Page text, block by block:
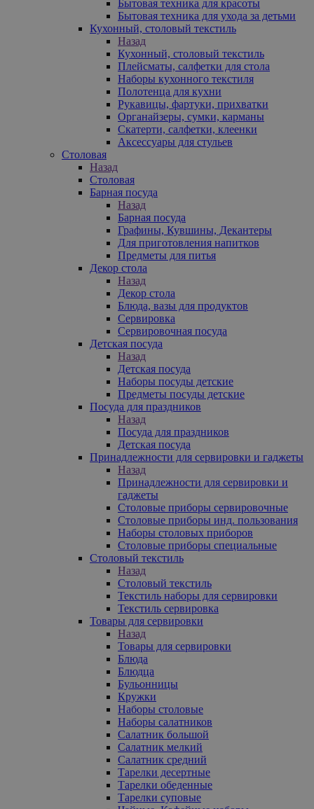
Бытовая техника для красоты
Бытовая техника для ухода за детьми
Кухонный, столовый текстиль
Назад
Кухонный, столовый текстиль
Плейсматы, салфетки для стола
Наборы кухонного текстиля
Полотенца для кухни
Рукавицы, фартуки, прихватки
Органайзеры, сумки, карманы
Скатерти, салфетки, клеенки
Аксессуары для стульев
Столовая
Назад
Столовая
Барная посуда
Назад
Барная посуда
Графины, Кувшины, Декантеры
Для приготовления напитков
Предметы для питья
Декор стола
Назад
Декор стола
Блюда, вазы для продуктов
Сервировка
Сервировочная посуда
Детская посуда
Назад
Детская посуда
Наборы посуды детские
Предметы посуды детские
Посуда для праздников
Назад
Посуда для праздников
Детская посуда
Принадлежности для сервировки и гаджеты
Назад
Принадлежности для сервировки и
гаджеты
Столовые приборы сервировочные
Столовые приборы инд. пользования
Наборы столовых приборов
Столовые приборы специальные
Столовый текстиль
Назад
Столовый текстиль
Текстиль наборы для сервировки
Текстиль сервировка
Товары для сервировки
Назад
Товары для сервировки
Блюда
Блюдца
Бульонницы
Кружки
Наборы столовые
Наборы салатников
Салатник большой
Салатник мелкий
Салатник средний
Тарелки десертные
Тарелки обеденные
Тарелки суповые